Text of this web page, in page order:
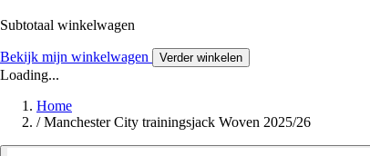
Subtotaal winkelwagen
Bekijk mijn winkelwagen Verder winkelen
Loading...
Home
/ Manchester City trainingsjack Woven 2025/26